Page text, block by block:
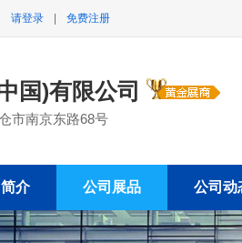
请登录 免费注册
国)有限公司
市南京东路68号
介 公司展品 公司动